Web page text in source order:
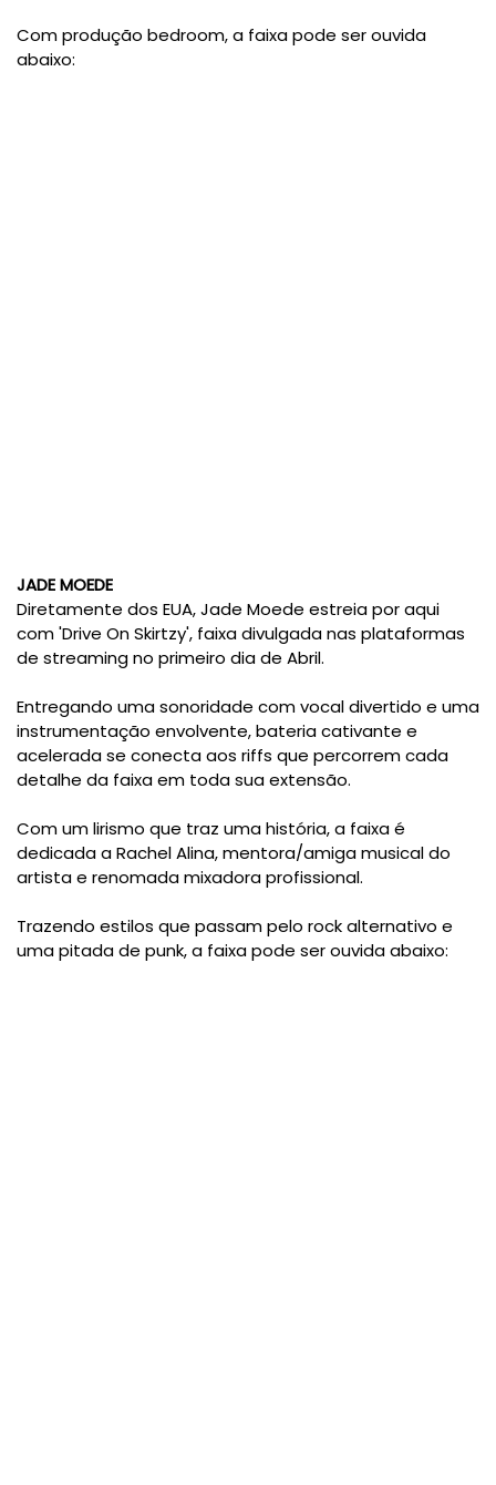
Com produção bedroom, a faixa pode ser ouvida
abaixo:
JADE MOEDE
Diretamente dos EUA, Jade Moede estreia por aqui
com 'Drive On Skirtzy', faixa divulgada nas plataformas
de streaming no primeiro dia de Abril.
Entregando uma sonoridade com vocal divertido e uma
instrumentação envolvente, bateria cativante e
acelerada se conecta aos riffs que percorrem cada
detalhe da faixa em toda sua extensão.
Com um lirismo que traz uma história, a faixa é
dedicada a Rachel Alina, mentora/amiga musical do
artista e renomada mixadora profissional.
Trazendo estilos que passam pelo rock alternativo e
uma pitada de punk, a faixa pode ser ouvida abaixo: